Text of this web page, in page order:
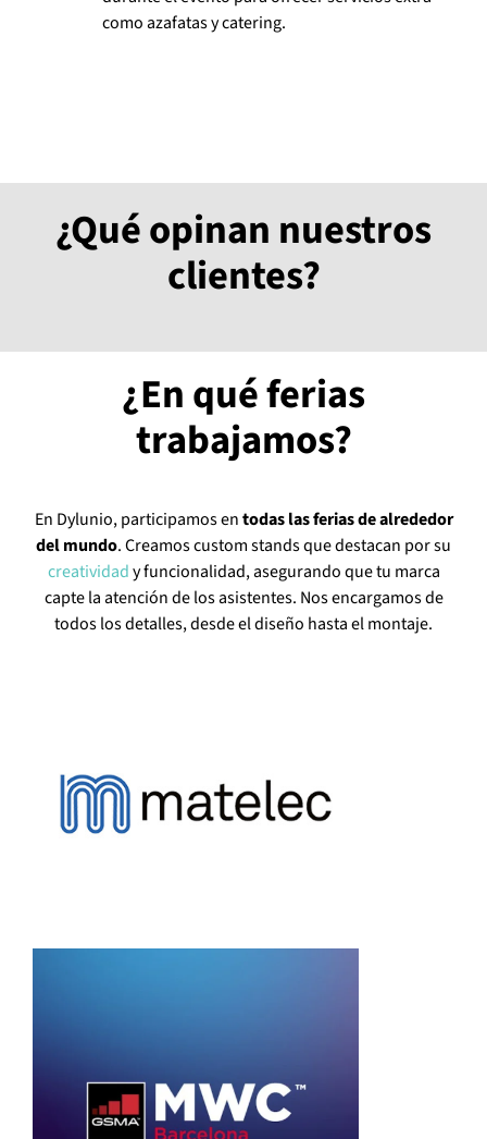
como azafatas y catering.
¿Qué opinan nuestros
clientes?
¿En qué ferias
trabajamos?
En Dylunio, participamos entodas las ferias de alrededor
del mundo. Creamos custom stands que destacan por su
creatividady funcionalidad, asegurando que tu marca
capte la atención de los asistentes. Nos encargamos de
todos los detalles, desde el diseño hasta el montaje.